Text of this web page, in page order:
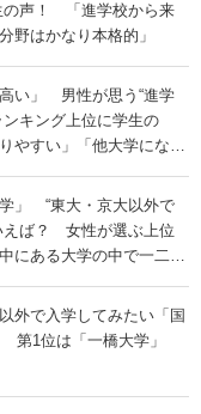
の声！ 「進学校から来
野はかなり本格的」
高い」 男性が思う“進学
キング上位に学生の
やすい」「他大学にない
学」 “東大・京大以外で
えば？ 女性が選ぶ上位
にある大学の中で一二を
外で入学してみたい「国
第1位は「一橋大学」